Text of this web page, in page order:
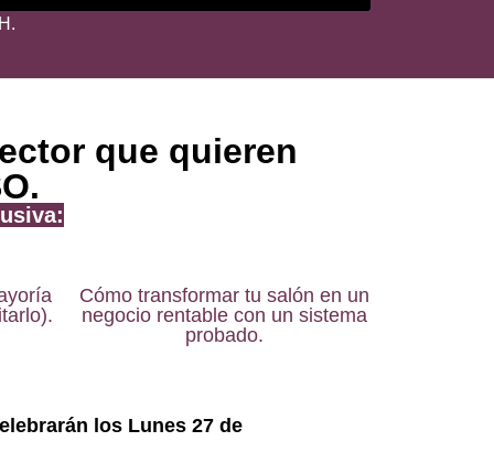
que quieren
Cómo transformar tu salón en un
negocio rentable con un sistema
probado.
los Lunes 27 de